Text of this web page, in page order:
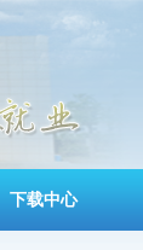
下载中心